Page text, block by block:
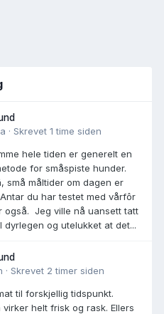
· Skrevet 1 time siden
hele tiden er generelt en
for småspiste hunder.
små måltider om dagen er
du har testet med vårfôr
også. Jeg ville nå uansett tatt
dyrlegen og utelukket at det...
· Skrevet 2 timer siden
til forskjellig tidspunkt.
virker helt frisk og rask. Ellers